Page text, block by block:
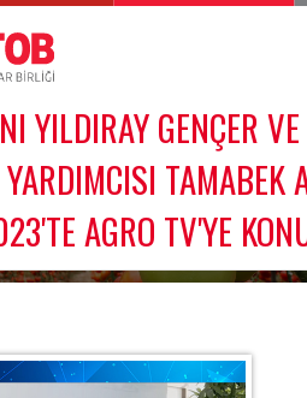
YILDIRAY GENÇER
TAMABEK
AGRO TV'YE